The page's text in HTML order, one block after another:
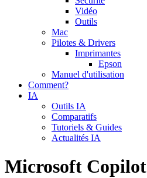
Vidéo
Outils
Mac
Pilotes & Drivers
Imprimantes
Epson
Manuel d'utilisation
Comment?
IA
Outils IA
Comparatifs
Tutoriels & Guides
Actualités IA
Microsoft Copilot